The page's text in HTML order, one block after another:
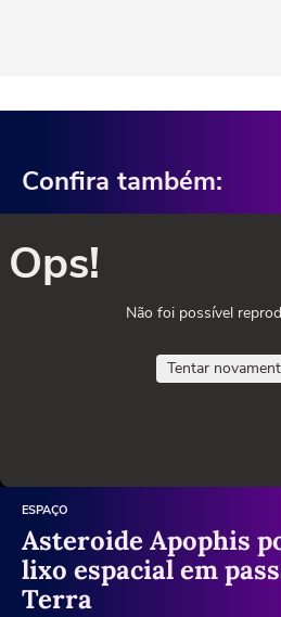
Confira também:
Ops!
Não foi possível
Tentar
ESPAÇO
Asteroide Apophis
lixo espacial em
Terra